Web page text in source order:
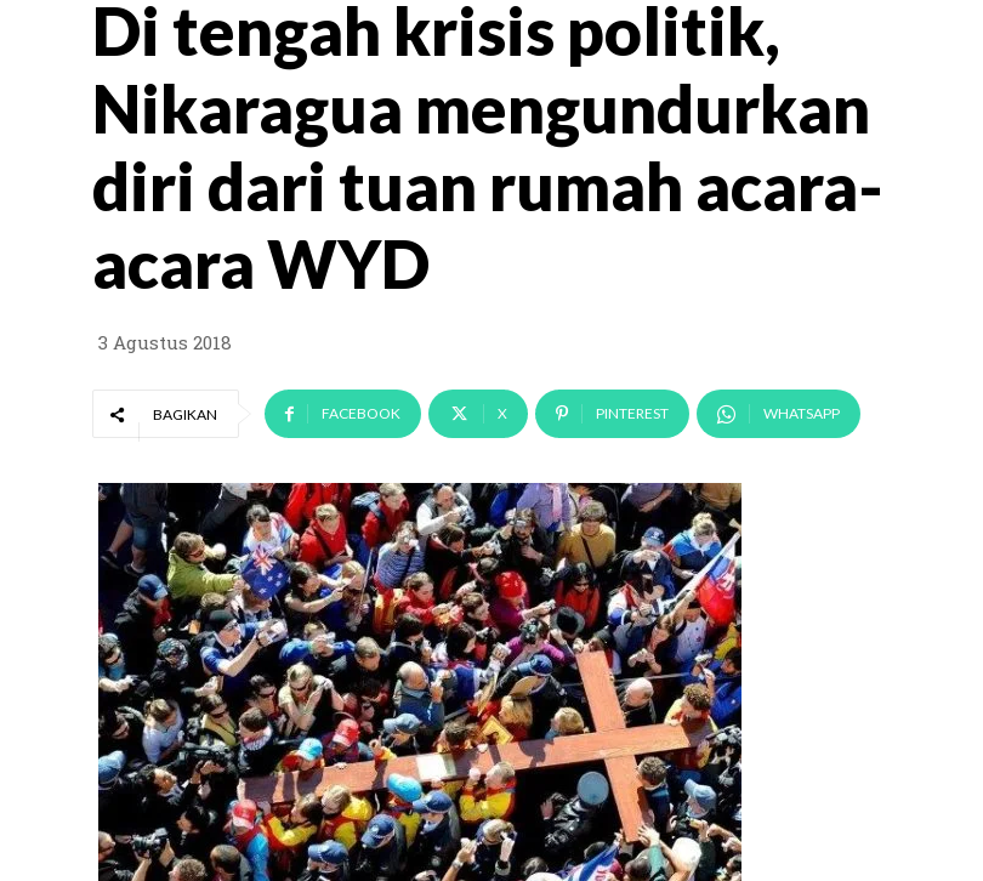
Di tengah krisis politik,
Nikaragua mengundurkan
diri dari tuan rumah acara-
acara WYD
3 Agustus 2018
BAGIKAN FACEBOOK X PINTEREST WHATSAPP